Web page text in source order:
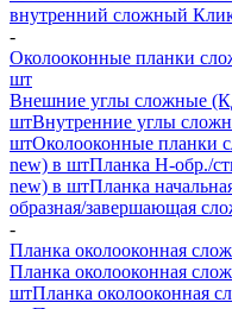
внутренний сложный
-
Околооконные планки
шт
Внешние углы сложные
штВнутренние углы
штОколооконные
new) в штПланка H-обр./
new) в штПланка
образная/завершающая
-
Планка околооконная
Планка околооконная
штПланка околооконная